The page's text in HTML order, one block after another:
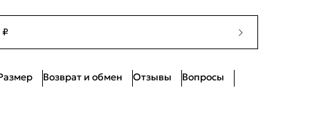
₽
Возврат и обмен Отзывы Вопросы